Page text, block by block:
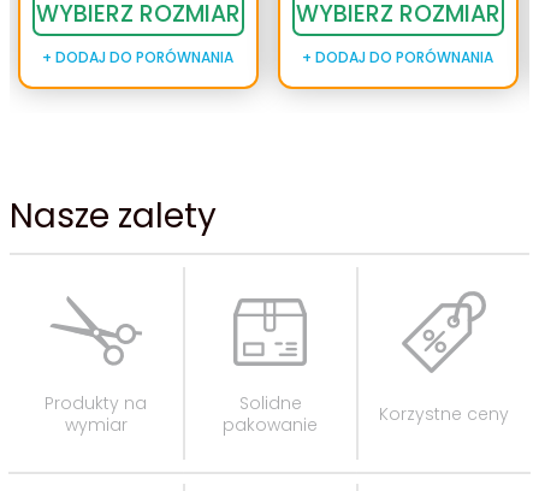
76
WYBIERZ ROZMIAR
+ DODAJ DO PORÓWNANIA
WYBIERZ ROZMIAR
+ DODAJ DO PORÓWNANIA
Nasze zalety
Produkty na
wymiar
Solidne
pakowanie
Korzystne ceny